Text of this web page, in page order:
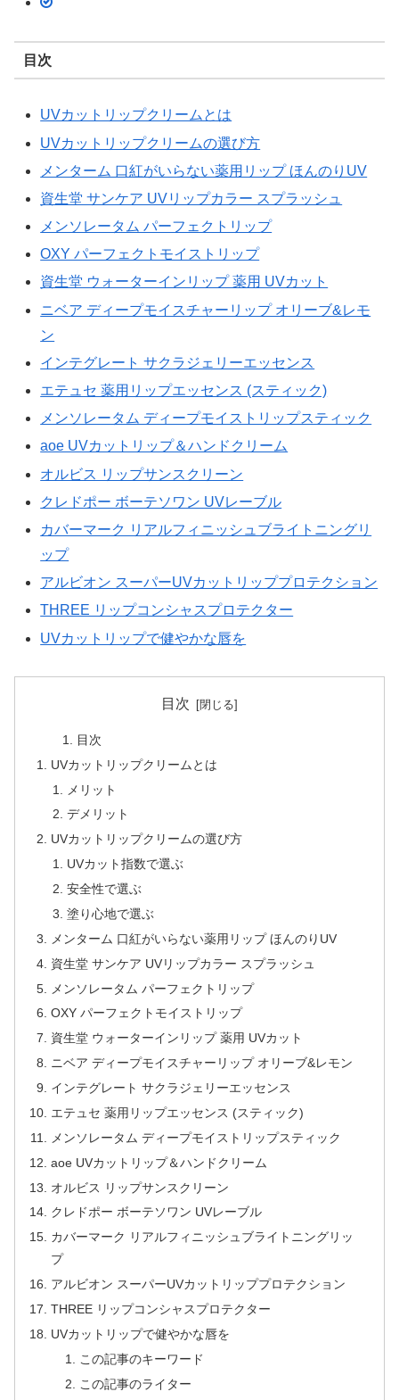
目次
UVカットリップクリームとは
UVカットリップクリームの選び方
メンターム 口紅がいらない薬用リップ ほんのりUV
資生堂 サンケア UVリップカラー スプラッシュ
メンソレータム パーフェクトリップ
OXY パーフェクトモイストリップ
資生堂 ウォーターインリップ 薬用 UVカット
ニベア ディープモイスチャーリップ オリーブ&レモ
ン
インテグレート サクラジェリーエッセンス
エテュセ 薬用リップエッセンス (スティック)
メンソレータム ディープモイストリップスティック
aoe UVカットリップ＆ハンドクリーム
オルビス リップサンスクリーン
クレドポー ボーテソワン UVレーブル
カバーマーク リアルフィニッシュブライトニングリ
ップ
アルビオン スーパーUVカットリッププロテクション
THREE リップコンシャスプロテクター
UVカットリップで健やかな唇を
目次
目次
UVカットリップクリームとは
メリット
デメリット
UVカットリップクリームの選び方
UVカット指数で選ぶ
安全性で選ぶ
塗り心地で選ぶ
メンターム 口紅がいらない薬用リップ ほんのりUV
資生堂 サンケア UVリップカラー スプラッシュ
メンソレータム パーフェクトリップ
OXY パーフェクトモイストリップ
資生堂 ウォーターインリップ 薬用 UVカット
ニベア ディープモイスチャーリップ オリーブ&レモン
インテグレート サクラジェリーエッセンス
エテュセ 薬用リップエッセンス (スティック)
メンソレータム ディープモイストリップスティック
aoe UVカットリップ＆ハンドクリーム
オルビス リップサンスクリーン
クレドポー ボーテソワン UVレーブル
カバーマーク リアルフィニッシュブライトニングリッ
プ
アルビオン スーパーUVカットリッププロテクション
THREE リップコンシャスプロテクター
UVカットリップで健やかな唇を
この記事のキーワード
この記事のライター